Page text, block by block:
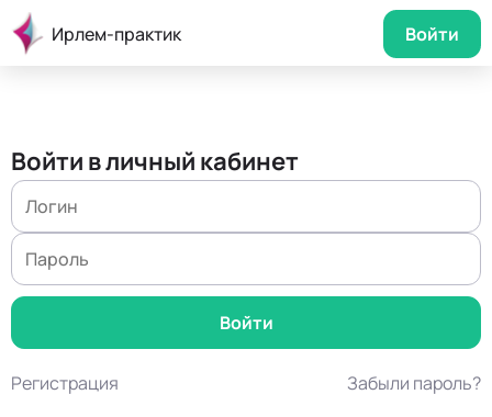
Ирлем-практик Войти
Войти в личный кабинет
Регистрация Забыли пароль?